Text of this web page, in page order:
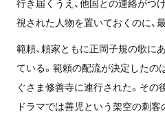
行き届くうえ、他国との連絡がつ
視された人物を置いておくのに、
範頼、頼家ともに正岡子規の歌に
ている。範頼の配流が決定したの
ぐさま修善寺に連行された。その
ドラマでは善児という架空の刺